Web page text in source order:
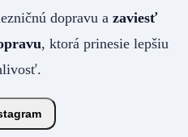
dopravu a zaviesť
, ktorá prinesie lepšiu